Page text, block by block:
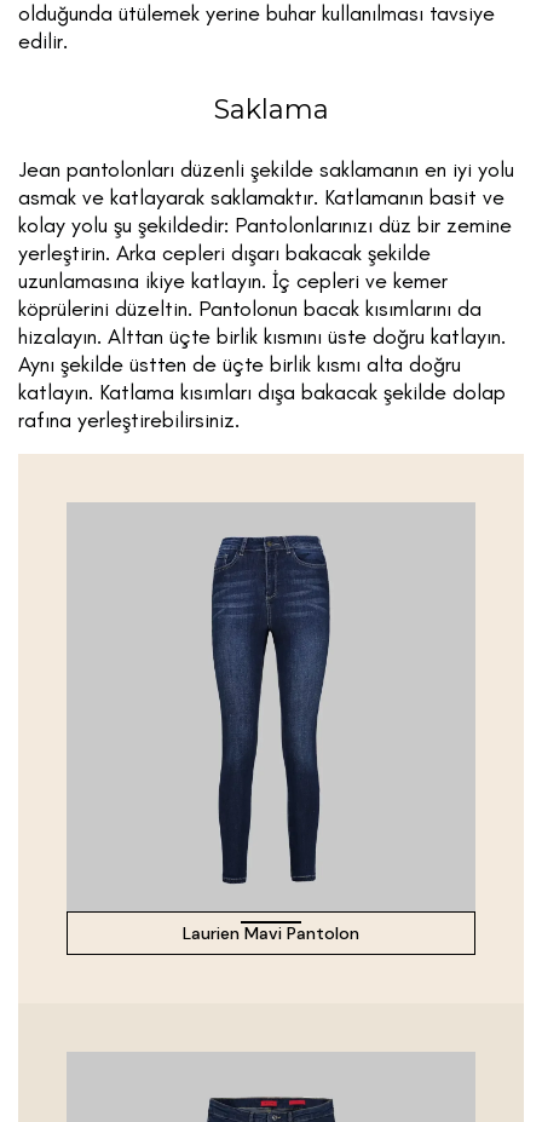
olduğunda ütülemek yerine buhar kullanılması tavsiye
edilir.
Saklama
Jean pantolonları düzenli şekilde saklamanın en iyi yolu
asmak ve katlayarak saklamaktır. Katlamanın basit ve
kolay yolu şu şekildedir: Pantolonlarınızı düz bir zemine
yerleştirin. Arka cepleri dışarı bakacak şekilde
uzunlamasına ikiye katlayın. İç cepleri ve kemer
köprülerini düzeltin. Pantolonun bacak kısımlarını da
hizalayın. Alttan üçte birlik kısmını üste doğru katlayın.
Aynı şekilde üstten de üçte birlik kısmı alta doğru
katlayın. Katlama kısımları dışa bakacak şekilde dolap
rafına yerleştirebilirsiniz.
Laurien Mavi Pantolon